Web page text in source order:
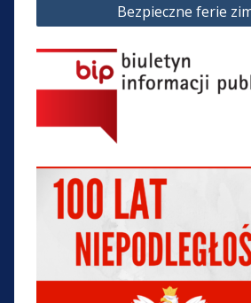
Bezpieczne ferie